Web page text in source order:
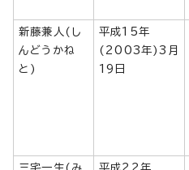
新藤兼人(し
んどうかね
と)
平成15年
(2003年)3月
19日
三宅一生(み 平成22年